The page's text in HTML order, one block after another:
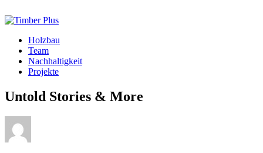
Holzbau
Team
Nachhaltigkeit
Projekte
Untold Stories & More